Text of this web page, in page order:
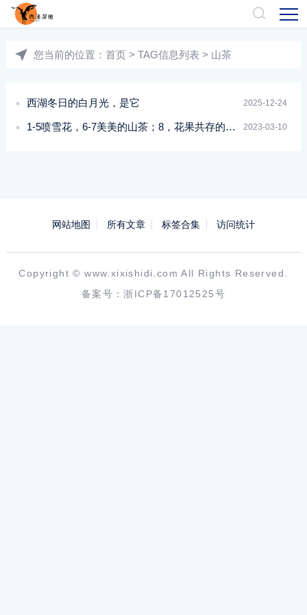
您当前的位置： 首页 > TAG信息列表 > 山茶
2025-12-24
西湖冬日的白月光，是它
2023-03-10
1-5喷雪花，6-7美美的山茶；8，花果共存的枫香；9玉兰——陈单维
网站地图 所有文章 标签合集 访问统计
Copyright ©www.xixishidi.com All Rights Reserved.
备案号：浙ICP备17012525号